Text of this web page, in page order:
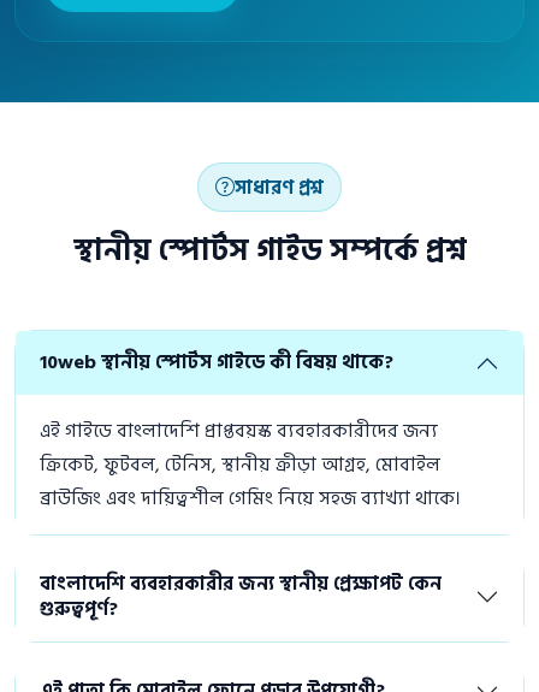
সাধারণ প্রশ্ন
স্থানীয় স্পোর্টস গাইড সম্পর্কে প্রশ্ন
10web স্থানীয় স্পোর্টস গাইডে কী বিষয় থাকে?
এই গাইডে বাংলাদেশি প্রাপ্তবয়স্ক ব্যবহারকারীদের জন্য
ক্রিকেট, ফুটবল, টেনিস, স্থানীয় ক্রীড়া আগ্রহ, মোবাইল
ব্রাউজিং এবং দায়িত্বশীল গেমিং নিয়ে সহজ ব্যাখ্যা থাকে।
বাংলাদেশি ব্যবহারকারীর জন্য স্থানীয় প্রেক্ষাপট কেন
গুরুত্বপূর্ণ?